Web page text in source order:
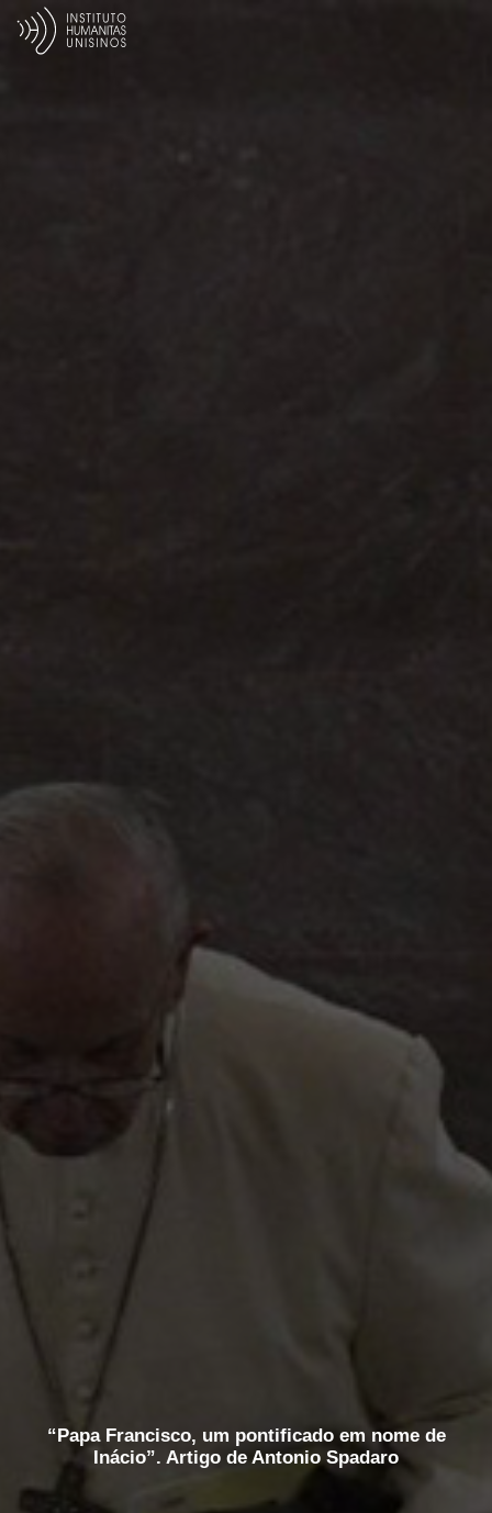
“Papa Francisco, um pontificado em nome de
Inácio”. Artigo de Antonio Spadaro